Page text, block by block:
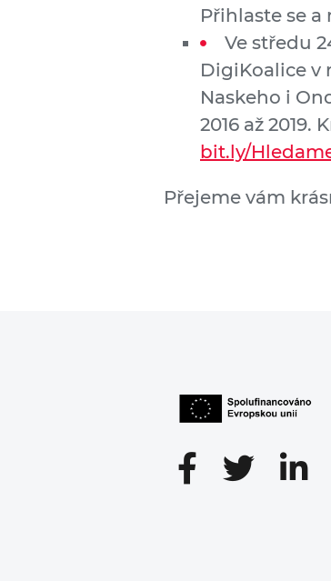
Přihlaste se
Ve středu
DigiKoalice v
Naskeho i
2016 až
bit.ly/
Přejeme vám